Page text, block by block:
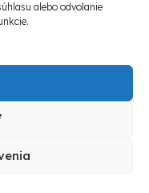
alebo odvolanie